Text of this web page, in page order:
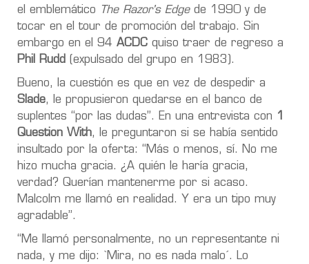
el emblemático
The Razor's Edgede 1990 y de
tocar en el tour de promoción del trabajo. Sin
embargo en el 94 ACDC quiso traer de regreso a
Phil Rudd
(expulsado del grupo en 1983).
Bueno, la cuestión es que en vez de despedir a
Slade, le propusieron quedarse en el banco de
suplentes “por las dudas”. En una entrevista con 1
Question With, le preguntaron si se había sentido
insultado por la oferta: “Más o menos, sí. No me
hizo mucha gracia. ¿A quién le haría gracia,
verdad? Querían mantenerme por si acaso.
Malcolm me llamó en realidad. Y era un tipo muy
agradable”.
“Me llamó personalmente, no un representante ni
nada, y me dijo: `Mira, no es nada malo´. Lo